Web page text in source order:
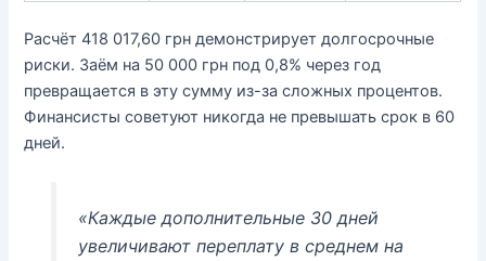
Расчёт 418 017,60 грн демонстрирует долгосрочные
риски. Заём на 50 000 грн под 0,8% через год
превращается в эту сумму из-за сложных процентов.
Финансисты советуют никогда не превышать срок в 60
дней.
«Каждые дополнительные 30 дней
увеличивают переплату в среднем на